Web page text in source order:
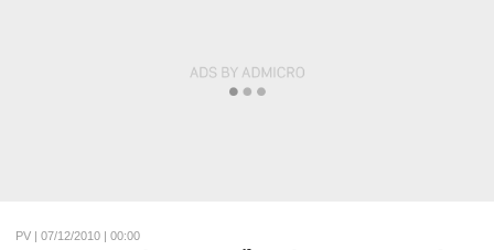
PV | 07/12/2010 | 00:00